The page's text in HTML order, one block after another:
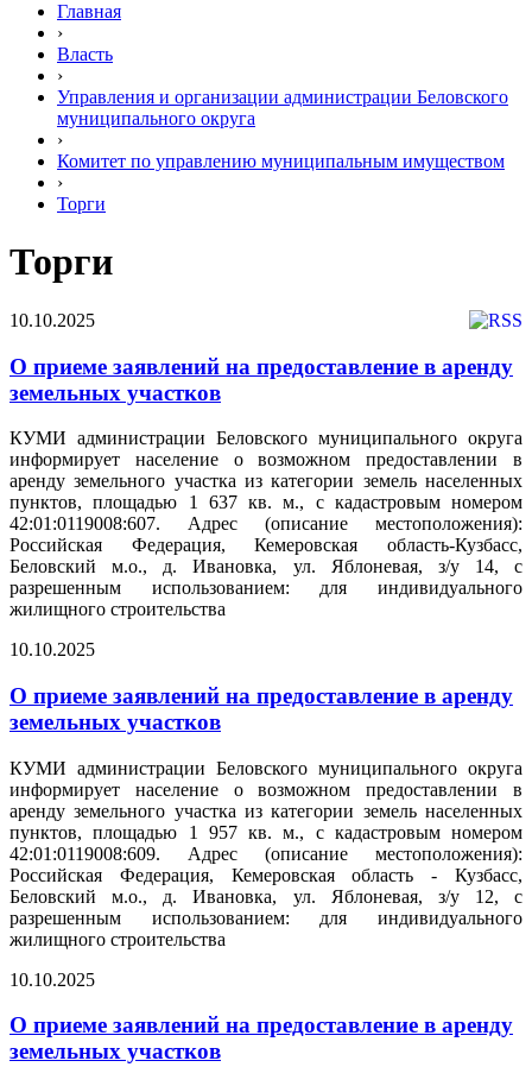
Главная
›
Власть
›
Управления и организации администрации Беловского
муниципального округа
›
Комитет по управлению муниципальным имуществом
›
Торги
Торги
10.10.2025
О приеме заявлений на предоставление в аренду
земельных участков
КУМИ администрации Беловского муниципального округа
информирует население о возможном предоставлении в
аренду земельного участка из категории земель населенных
пунктов, площадью 1 637 кв. м., с кадастровым номером
42:01:0119008:607. Адрес (описание местоположения):
Российская Федерация, Кемеровская область-Кузбасс,
Беловский м.о., д. Ивановка, ул. Яблоневая, з/у 14, с
разрешенным использованием: для индивидуального
жилищного строительства
10.10.2025
О приеме заявлений на предоставление в аренду
земельных участков
КУМИ администрации Беловского муниципального округа
информирует население о возможном предоставлении в
аренду земельного участка из категории земель населенных
пунктов, площадью 1 957 кв. м., с кадастровым номером
42:01:0119008:609. Адрес (описание местоположения):
Российская Федерация, Кемеровская область - Кузбасс,
Беловский м.о., д. Ивановка, ул. Яблоневая, з/у 12, с
разрешенным использованием: для индивидуального
жилищного строительства
10.10.2025
О приеме заявлений на предоставление в аренду
земельных участков